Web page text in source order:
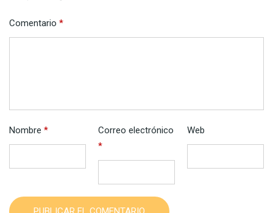
Comentario *
Nombre *
Correo electrónico
*
Web